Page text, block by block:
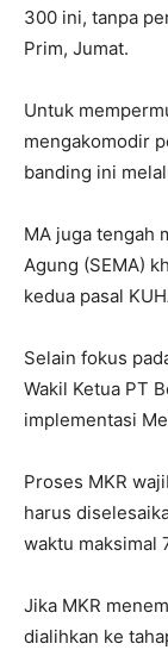
300 ini, tanpa
Prim, Jumat.
Untuk
mengakomodir
banding ini
MA juga tengah
Agung (SEMA)
kedua pasal
Selain fokus
Wakil Ketua PT
implementasi
Proses MKR
harus
waktu maksimal
Jika MKR
dialihkan ke